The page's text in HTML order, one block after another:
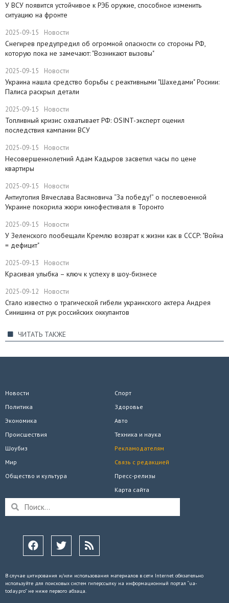
У ВСУ появится устойчивое к РЭБ оружие, способное изменить
ситуацию на фронте
2025-09-15 Новости
Снегирев предупредил об огромной опасности со стороны РФ,
которую пока не замечают: "Возникают вызовы"
2025-09-15 Новости
​Украина нашла средство борьбы с реактивными "Шахедами" Росиии:
Палиса раскрыл детали
2025-09-15 Новости
​Топливный кризис охватывает РФ: OSINT-эксперт оценил
последствия кампании ВСУ
2025-09-15 Новости
Несовершеннолетний Адам Кадыров засветил часы по цене
квартиры
2025-09-15 Новости
Антиутопия Вячеслава Васяновича “За победу!” о послевоенной
Украине покорила жюри кинофестиваля в Торонто
2025-09-15 Новости
​У Зеленского пообещали Кремлю возврат к жизни как в СССР: "Война
= дефицит"
2025-09-13 Новости
Красивая улыбка – ключ к успеху в шоу-бизнесе
2025-09-12 Новости
Стало известно о трагической гибели украинского актера Андрея
Синишина от рук российских оккупантов
ЧИТАТЬ ТАКЖЕ
Новости
Политика
Экономика
Происшествия
Спорт
Здоровье
Авто
Техника и наука
Шоубиз
Мир
Общество и культура
Рекламодателям
Связь с редакцией
Пресс-релизы
Карта сайта
В случае цитирования и/или использования материалов в сети Internet обязательно
используйте для поисковых систем гиперссылку на информационный портал “ua-
today.pro” не ниже первого абзаца.